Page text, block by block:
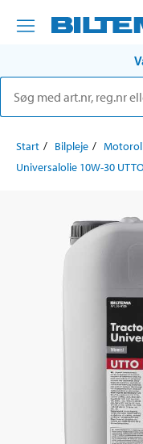
Start Bilpleje
Universalolie 10W-30